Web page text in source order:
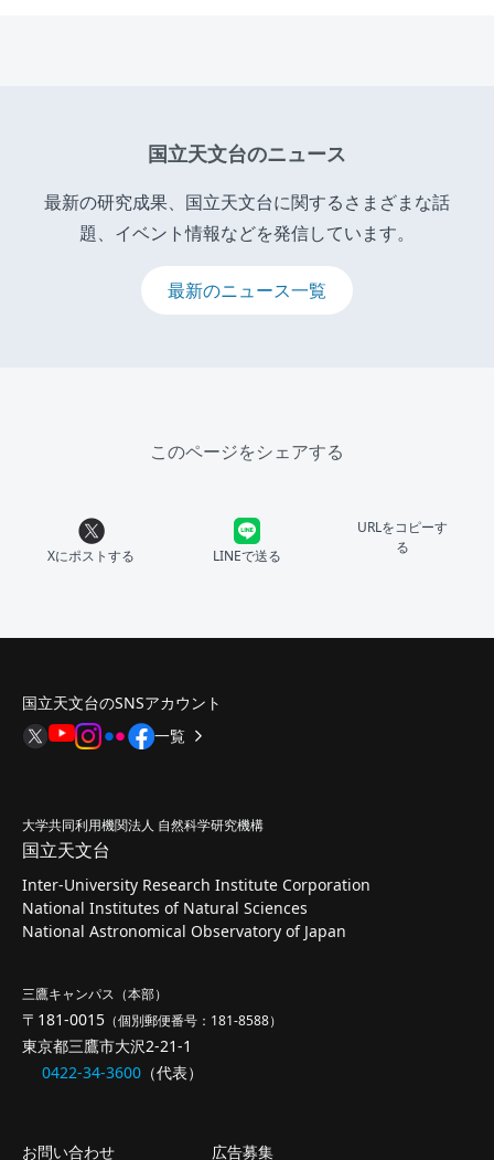
国立天文台のニュース
最新の研究成果、国立天文台に関するさまざまな話
題、イベント情報などを発信しています。
最新のニュース一覧
このページをシェアする
Xにポストする LINEで送る
URLをコピーす
る
国立天文台のSNSアカウント
一覧
大学共同利用機関法人 自然科学研究機構
国立天文台
Inter-University Research Institute Corporation
National Institutes of Natural Sciences
National Astronomical Observatory of Japan
三鷹キャンパス（本部）
〒181-0015 （個別郵便番号：181-8588）
東京都三鷹市大沢2-21-1
0422-34-3600 （代表）
お問い合わせ 広告募集